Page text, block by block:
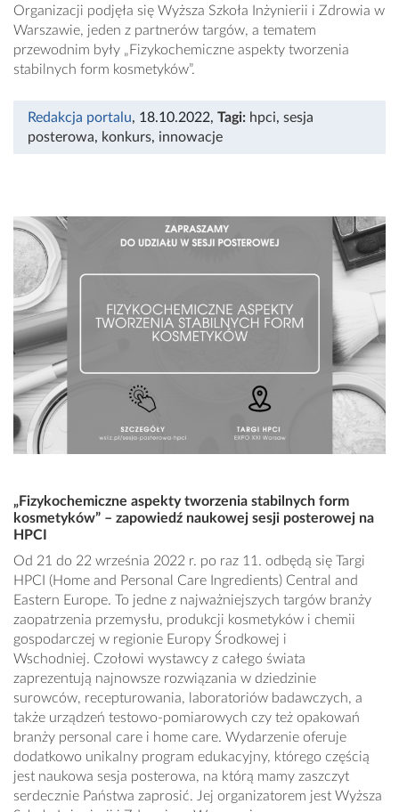
Organizacji podjęła się Wyższa Szkoła Inżynierii i Zdrowia w
Warszawie, jeden z partnerów targów, a tematem
przewodnim były „Fizykochemiczne aspekty tworzenia
stabilnych form kosmetyków”.
Redakcja portalu, 18.10.2022, Tagi: hpci, sesja
posterowa, konkurs, innowacje
„Fizykochemiczne aspekty tworzenia stabilnych form
kosmetyków” – zapowiedź naukowej sesji posterowej na
HPCI
Od 21 do 22 września 2022 r. po raz 11. odbędą się Targi
HPCI (Home and Personal Care Ingredients) Central and
Eastern Europe. To jedne z najważniejszych targów branży
zaopatrzenia przemysłu, produkcji kosmetyków i chemii
gospodarczej w regionie Europy Środkowej i
Wschodniej. Czołowi wystawcy z całego świata
zaprezentują najnowsze rozwiązania w dziedzinie
surowców, recepturowania, laboratoriów badawczych, a
także urządzeń testowo-pomiarowych czy też opakowań
branży personal care i home care. Wydarzenie oferuje
dodatkowo unikalny program edukacyjny, którego częścią
jest naukowa sesja posterowa, na którą mamy zaszczyt
serdecznie Państwa zaprosić. Jej organizatorem jest Wyższa